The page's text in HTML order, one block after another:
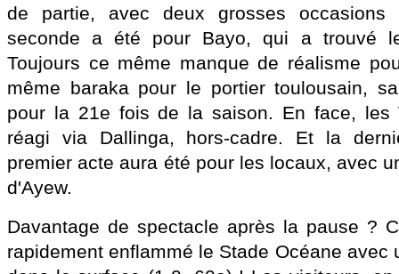
de partie, avec deux grosses occasions
seconde a été pour Bayo, qui a trouvé
Toujours ce même manque de réalisme
même baraka pour le portier toulousain,
pour la 21e fois de la saison. En face, les
réagi via Dallinga, hors-cadre. Et la
premier acte aura été pour les locaux, avec
d'Ayew.
Davantage de spectacle après la pause ?
rapidement enflammé le Stade Océane avec